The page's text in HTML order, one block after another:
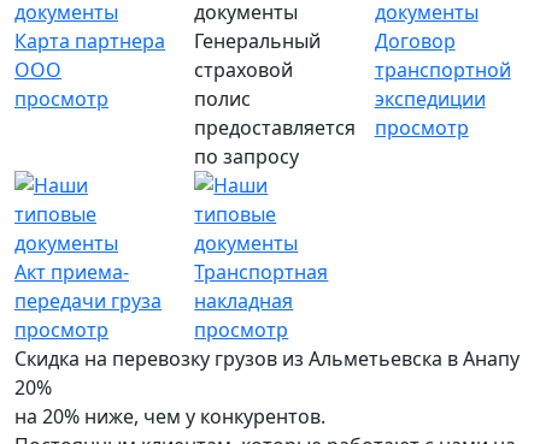
Карта партнера
ООО
просмотр
Генеральный
страховой
полис
предоставляется
по запросу
Договор
транспортной
экспедиции
просмотр
Акт приема-
передачи груза
просмотр
Транспортная
накладная
просмотр
Скидка на перевозку грузов из Альметьевска в Анапу
20%
на 20% ниже, чем у конкурентов.